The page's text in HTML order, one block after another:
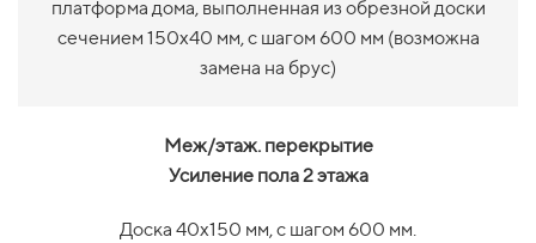
платформа дома, выполненная из обрезной доски
сечением 150х40 мм, с шагом 600 мм (возможна
замена на брус)
Меж/этаж. перекрытие
Усиление пола 2 этажа
Доска 40х150 мм, с шагом 600 мм.